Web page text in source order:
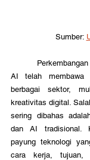
Sumber:
AI telah membawa
berbagai sektor,
kreativitas digital.
sering dibahas
dan AI tradisional.
payung teknologi
cara kerja, tujuan,